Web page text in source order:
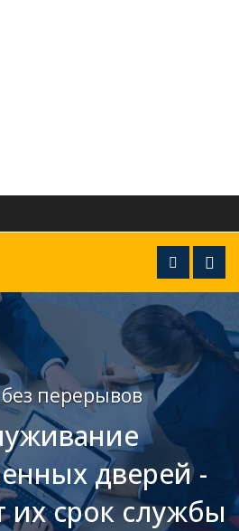
перерывов
дверей -
их срок службы